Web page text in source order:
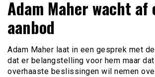
Adam Maher wacht
aanbod
Adam Maher laat in een gesprek met
dat er belangstelling voor hem maar
overhaaste beslissingen wil nemen